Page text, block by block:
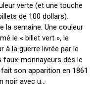
verte (et une touche
de 100 dollars).
la semaine. Une couleur
le « billet vert », le
à la guerre livrée par le
faux-monnayeurs dès le
son apparition en 1861
noir avec u...